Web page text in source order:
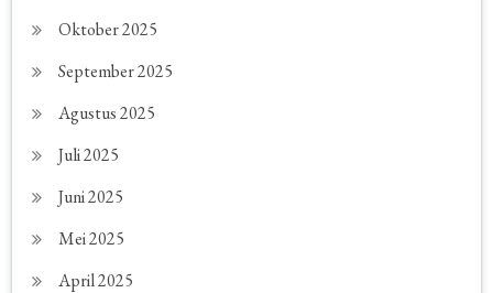
Oktober 2025
September 2025
Agustus 2025
Juli 2025
Juni 2025
Mei 2025
April 2025